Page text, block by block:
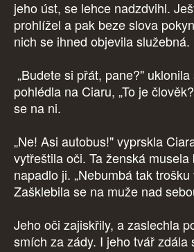
jeho úst, se lehce nadzdvihl.
prohlížel a pak beze slova
nich se ihned objevila služebná.
„Budete si přát, pane?"
pohlédla na Ciaru, „To je
se na ni.
„Ne! Asi autobus!" vyprskla
vytřeštila oči. Ta ženská
napadlo ji. „Nebumbá tak
Zašklebila se na muže nad
Jeho oči zajiskřily, a zaslechla
smích za zády. I jeho tvář zdála